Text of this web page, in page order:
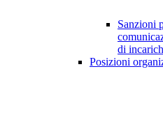
Sanzioni
di
Posizioni